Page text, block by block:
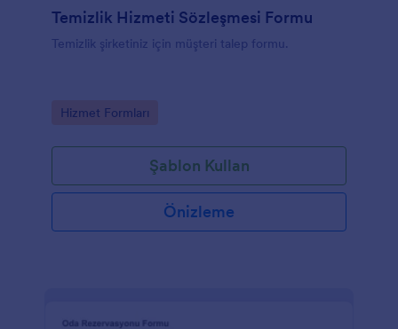
Temizlik Hizmeti Sözleşmesi Formu
Temizlik şirketiniz için müşteri talep formu.
Go to Category:
Hizmet Formları
Şablon Kullan
Önizleme